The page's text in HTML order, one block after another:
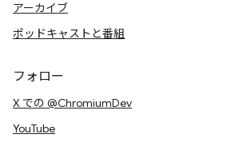
アーカイブ
ポッドキャストと番組
フォロー
X での @ChromiumDev
YouTube